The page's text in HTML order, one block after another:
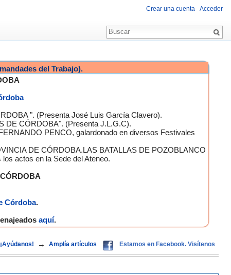
del Trabajo).
". (Presenta José Luis García Clavero).
DE CÓRDOBA". (Presenta J.L.G.C).
PENCO, galardonado en diversos Festivales
DE CÓRDOBA.LAS BATALLAS DE POZOBLANCO
actos en la Sede del Ateneo.
Córdoba.
aquí.
¡Ayúdanos! → Amplía artículos Estamos en Facebook. Visítenos
Crear una cuenta Acceder